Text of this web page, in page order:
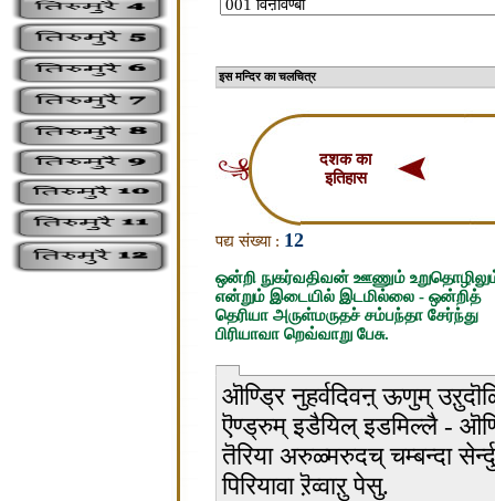
इस मन्दिर का
दशक का
इतिहास
पद्य संख्या : 12
ஒன்றி நுகர்வதிவன் ஊணும்
என்றும் இடையில் இடமில்லை - ஒன்றித்
தெரியா அருள்மருதச் சம்பந்தா சேர்ந்து
பிரியாவா றெவ்வாறு பேசு.
ऒण्ड्रि नुहर्वदिवऩ् ऊणुम्
ऎण्ड्रुम् इडैयिल् इडमिल्लै -
तॆरिया अरुळ्मरुदच् चम्बन्दा सेर्न्दु
पिरियावा ऱॆव्वाऱु पेसु.